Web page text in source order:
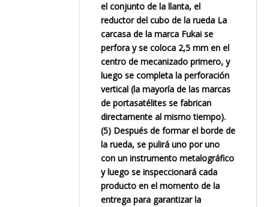
el conjunto de la llanta, el
reductor del cubo de la rueda La
carcasa de la marca Fukai se
perfora y se coloca 2,5 mm en el
centro de mecanizado primero, y
luego se completa la perforación
vertical (la mayoría de las marcas
de portasatélites se fabrican
directamente al mismo tiempo).
(5) Después de formar el borde de
la rueda, se pulirá uno por uno
con un instrumento metalográfico
y luego se inspeccionará cada
producto en el momento de la
entrega para garantizar la